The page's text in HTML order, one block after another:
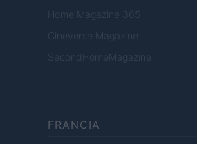
Home Magazine 365
Cineverse Magazine
SecondHomeMagazine
FRANCIA